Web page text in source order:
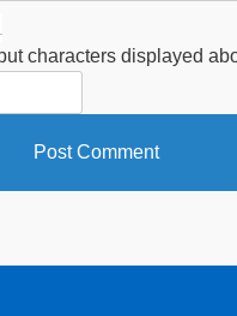
characters displayed